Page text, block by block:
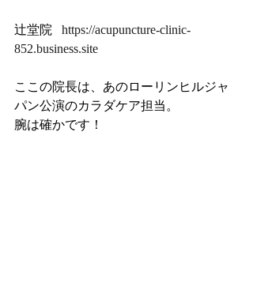
辻堂院 https://acupuncture-clinic-
852.business.site
ここの院長は、あのローリンヒルジャ
パン公演のカラダケア担当。
腕は確かです！